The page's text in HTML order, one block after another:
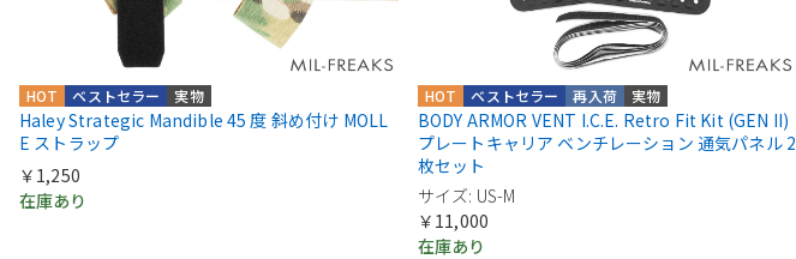
実物
ベストセラー
HOT
Haley Strategic Mandible 45 度 斜め付け MOLL
E ストラップ
￥1,250
在庫あり
実物
再入荷
ベストセラー
HOT
BODY ARMOR VENT I.C.E. Retro Fit Kit (GEN II)
プレートキャリア ベンチレーション 通気パネル 2
枚セット
サイズ: US-M
￥11,000
在庫あり